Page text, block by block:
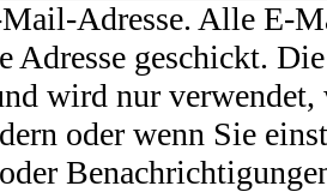
Adresse. Alle E-
Adresse geschickt.
wird nur verwendet,
oder wenn Sie